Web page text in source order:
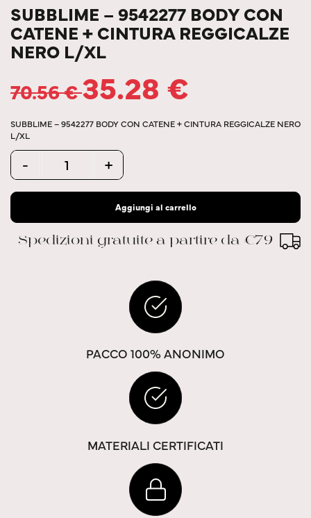
SUBBLIME – 9542277 BODY CON
CATENE + CINTURA REGGICALZE
NERO L/XL
70.56€35.28 €
SUBBLIME – 9542277 BODY CON CATENE + CINTURA REGGICALZE NERO
L/XL
Quantity
- +
Aggiungi al carrello
Spedizioni gratuite a partire da €79
PACCO 100% ANONIMO
MATERIALI CERTIFICATI